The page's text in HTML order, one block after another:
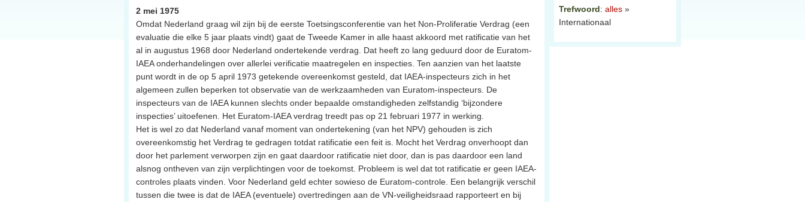
2 mei 1975
Omdat Nederland graag wil zijn bij de eerste Toetsingsconferentie van het Non-Proliferatie Verdrag (een
evaluatie die elke 5 jaar plaats vindt) gaat de Tweede Kamer in alle haast akkoord met ratificatie van het
al in augustus 1968 door Nederland ondertekende verdrag. Dat heeft zo lang geduurd door de Euratom-
IAEA onderhandelingen over allerlei verificatie maatregelen en inspecties. Ten aanzien van het laatste
punt wordt in de op 5 april 1973 getekende overeenkomst gesteld, dat IAEA-inspecteurs zich in het
algemeen zullen beperken tot observatie van de werkzaamheden van Euratom-inspecteurs. De
inspecteurs van de IAEA kunnen slechts onder bepaalde omstandigheden zelfstandig ‘bijzondere
inspecties’ uitoefenen. Het Euratom-IAEA verdrag treedt pas op 21 februari 1977 in werking.
Het is wel zo dat Nederland vanaf moment van ondertekening (van het NPV) gehouden is zich
overeenkomstig het Verdrag te gedragen totdat ratificatie een feit is. Mocht het Verdrag onverhoopt dan
door het parlement verworpen zijn en gaat daardoor ratificatie niet door, dan is pas daardoor een land
alsnog ontheven van zijn verplichtingen voor de toekomst. Probleem is wel dat tot ratificatie er geen IAEA-
controles plaats vinden. Voor Nederland geld echter sowieso de Euratom-controle. Een belangrijk verschil
tussen die twee is dat de IAEA (eventuele) overtredingen aan de VN-veiligheidsraad rapporteert en bij
Trefwoord: alles »
Internationaal